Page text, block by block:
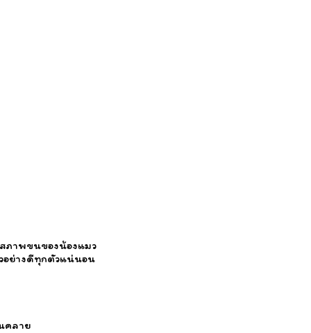
ภาพขนของน้องแมว
อย่างดีทุกตัวแน่นอน
คลาย